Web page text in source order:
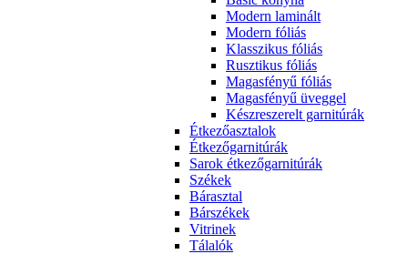
Modern laminált
Modern fóliás
Klasszikus fóliás
Rusztikus fóliás
Magasfényű fóliás
Magasfényű üveggel
Készreszerelt garnitúrák
Étkezőasztalok
Étkezőgarnitúrák
Sarok étkezőgarnitúrák
Székek
Bárasztal
Bárszékek
Vitrinek
Tálalók